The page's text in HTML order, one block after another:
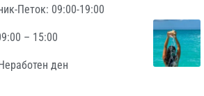
Петок: 09:00-19:00
– 15:00
ден